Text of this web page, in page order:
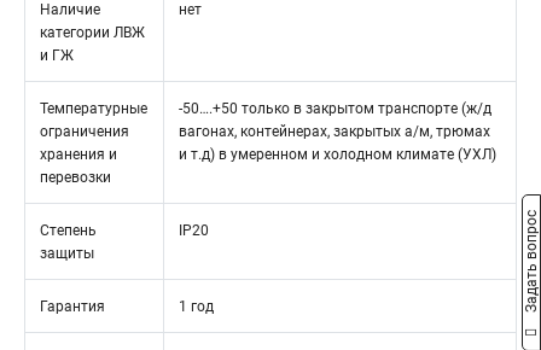
Наличие
категории ЛВЖ
и ГЖ
нет
Температурные
ограничения
хранения и
перевозки
-50….+50 только в закрытом транспорте (ж/д
вагонах, контейнерах, закрытых а/м, трюмах
и т.д) в умеренном и холодном климате (УХЛ)
Степень
защиты
IP20
Гарантия 1 год Задать вопрос